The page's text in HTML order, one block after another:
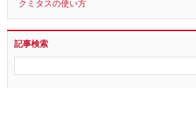
クミタスとは？